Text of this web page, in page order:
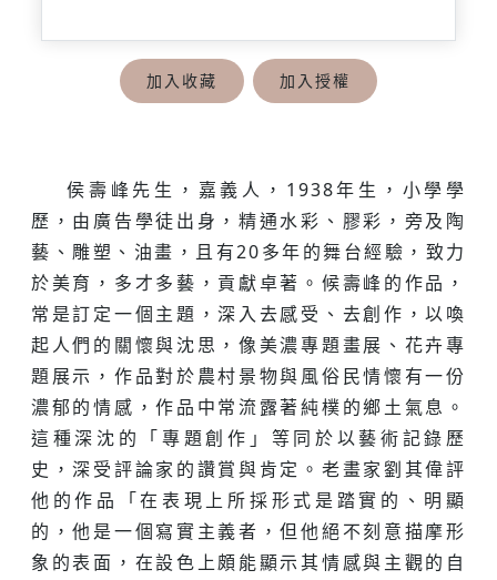
加入收藏 加入授權
侯壽峰先生，嘉義人，1938年生，小學學
歷，由廣告學徒出身，精通水彩、膠彩，旁及陶
藝、雕塑、油畫，且有20多年的舞台經驗，致力
於美育，多才多藝，貢獻卓著。候壽峰的作品，
常是訂定一個主題，深入去感受、去創作，以喚
起人們的關懷與沈思，像美濃專題畫展、花卉專
題展示，作品對於農村景物與風俗民情懷有一份
濃郁的情感，作品中常流露著純樸的鄉土氣息。
這種深沈的「專題創作」等同於以藝術記錄歷
史，深受評論家的讚賞與肯定。老畫家劉其偉評
他的作品「在表現上所採形式是踏實的、明顯
的，他是一個寫實主義者，但他絕不刻意描摩形
象的表面，在設色上頗能顯示其情感與主觀的自